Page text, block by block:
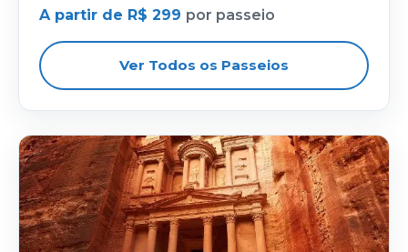
A partir de R$ 299 por passeio
Ver Todos os Passeios